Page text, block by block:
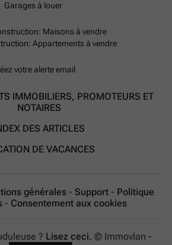
Garages à louer
Maisons à vendre
Appartements à vendre
votre alerte email
IMMOBILIERS, PROMOTEURS ET
NOTAIRES
DES ARTICLES
DE VACANCES
générales - Support - Politique
- Consentement aux cookies
? Lisez ceci. © Immovlan -